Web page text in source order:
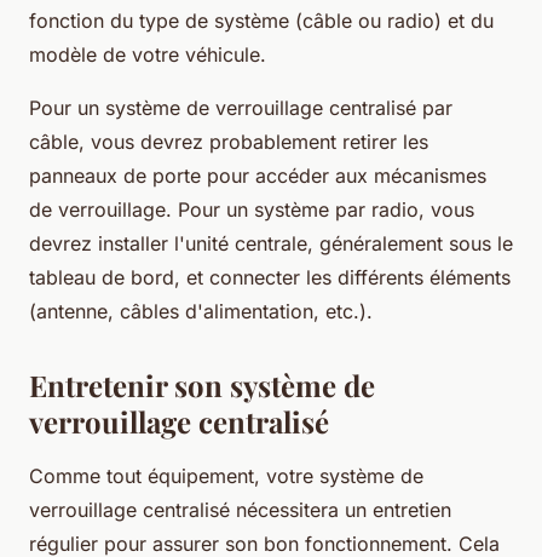
fonction du type de système (câble ou radio) et du
modèle de votre véhicule.
Pour un système de verrouillage centralisé par
câble, vous devrez probablement retirer les
panneaux de porte pour accéder aux mécanismes
de verrouillage. Pour un système par radio, vous
devrez installer l'unité centrale, généralement sous le
tableau de bord, et connecter les différents éléments
(antenne, câbles d'alimentation, etc.).
Entretenir son système de
verrouillage centralisé
Comme tout équipement, votre système de
verrouillage centralisé nécessitera un entretien
régulier pour assurer son bon fonctionnement. Cela